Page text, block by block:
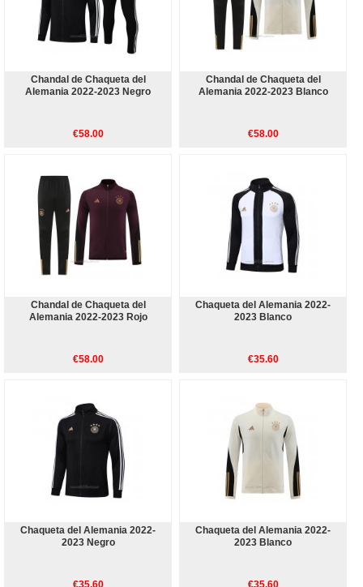
Chandal de Chaqueta del
Alemania 2022-2023 Negro
€58.00
Chandal de Chaqueta del
Alemania 2022-2023 Blanco
€58.00
Chandal de Chaqueta del
Alemania 2022-2023 Rojo
€58.00
Chaqueta del Alemania 2022-
2023 Blanco
€35.60
Chaqueta del Alemania 2022-
2023 Negro
€35.60
Chaqueta del Alemania 2022-
2023 Blanco
€35.60